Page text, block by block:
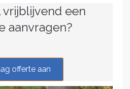
vrijblijvend een
aanvragen?
offerte aan